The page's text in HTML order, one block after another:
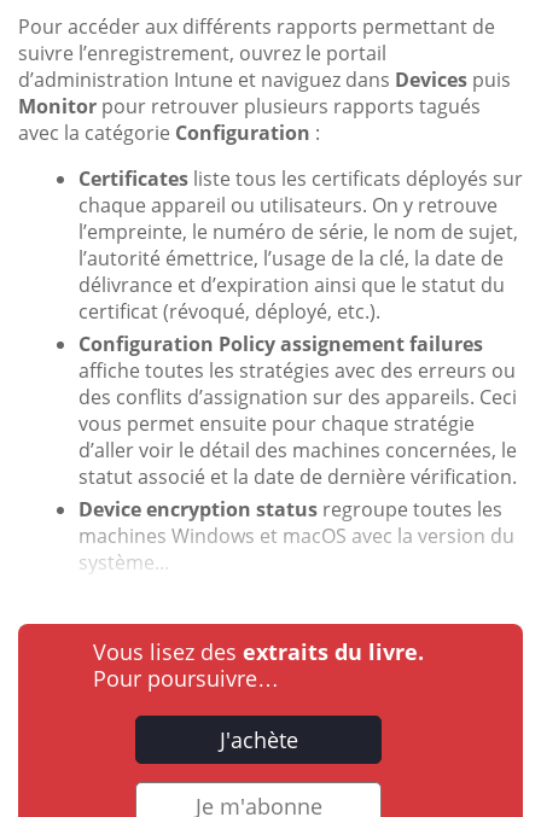
Pour accéder aux différents rapports permettant de
suivre l’enregistrement, ouvrez le portail
d’administration Intune et naviguez dans Devices puis
Monitor pour retrouver plusieurs rapports tagués
avec la catégorie Configuration :
Certificates liste tous les certificats déployés sur
chaque appareil ou utilisateurs. On y retrouve
l’empreinte, le numéro de série, le nom de sujet,
l’autorité émettrice, l’usage de la clé, la date de
délivrance et d’expiration ainsi que le statut du
certificat (révoqué, déployé, etc.).
Configuration Policy assignement failures
affiche toutes les stratégies avec des erreurs ou
des conflits d’assignation sur des appareils. Ceci
vous permet ensuite pour chaque stratégie
d’aller voir le détail des machines concernées, le
statut associé et la date de dernière vérification.
Device encryption status regroupe toutes les
machines Windows et macOS avec la version du
système...
Vous lisez des extraits du livre.
Pour poursuivre…
J'achète
Je m'abonne